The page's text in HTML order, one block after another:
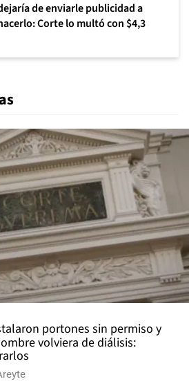
de enviarle publicidad a
Corte lo multó con $4,3
portones sin permiso y
volviera de diálisis: